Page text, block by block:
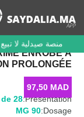
منصة صيدلية لا تبيع
ENROBÉ À
PROLONGÉE
97,50 MAD
Présentation:
28
Dosage:
90 MG